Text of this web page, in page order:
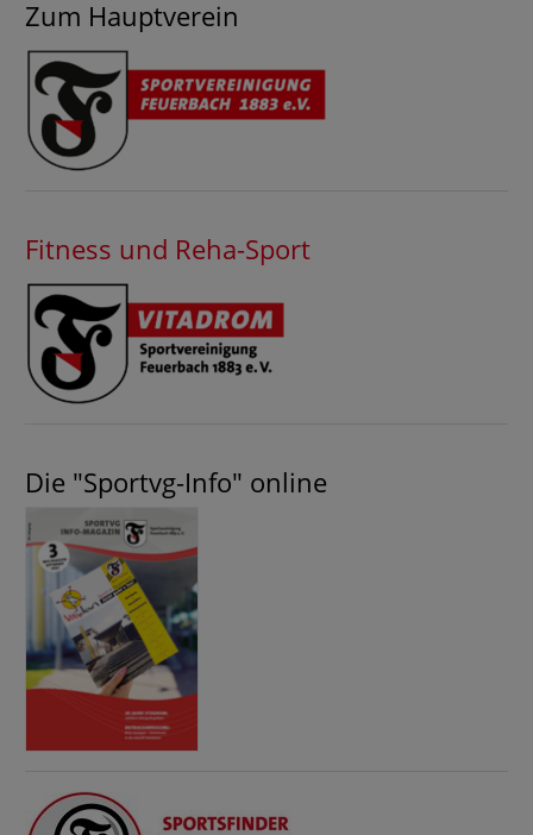
Zum Hauptverein
Fitness und Reha-Sport
Die "Sportvg-Info" online